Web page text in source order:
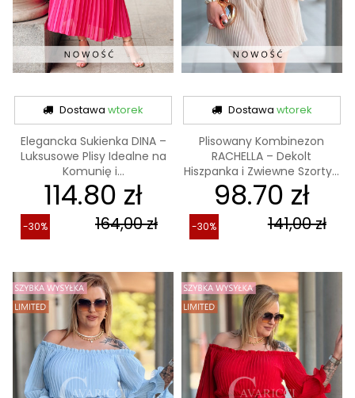
Dostawawtorek
Elegancka Sukienka DINA –
Luksusowe Plisy Idealne na
Komunię i...
114.80 zł
164,00 zł
-30%
Dostawa wtorek
Plisowany Kombinezon
RACHELLA – Dekolt
Hiszpanka i Zwiewne Szorty...
98.70 zł
141,00 zł
-30%